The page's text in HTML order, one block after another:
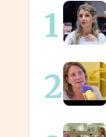
1
2